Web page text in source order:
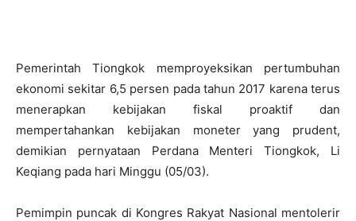
Pemerintah Tiongkok memproyeksikan pertumbuhan
ekonomi sekitar 6,5 persen pada tahun 2017 karena terus
menerapkan kebijakan fiskal proaktif dan
mempertahankan kebijakan moneter yang prudent,
demikian pernyataan Perdana Menteri Tiongkok, Li
Keqiang pada hari Minggu (05/03).
Pemimpin puncak di Kongres Rakyat Nasional mentolerir